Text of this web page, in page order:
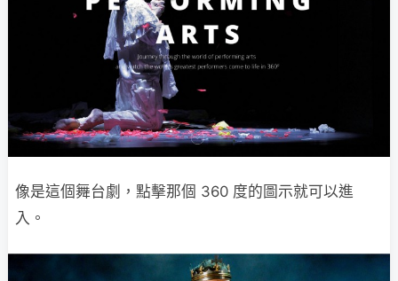
像是這個舞台劇，點擊那個 360 度的圖示就可以進
入。